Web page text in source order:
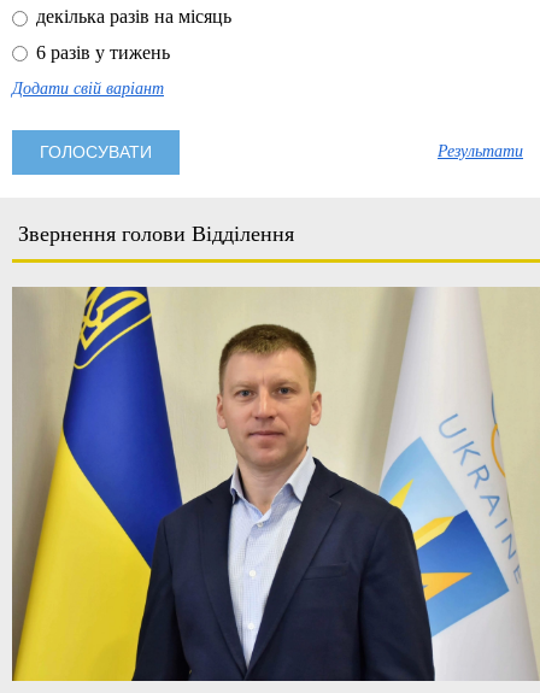
декілька разів на місяць
6 разів у тижень
Додати свій варіант
Результати
Звернення голови Відділення